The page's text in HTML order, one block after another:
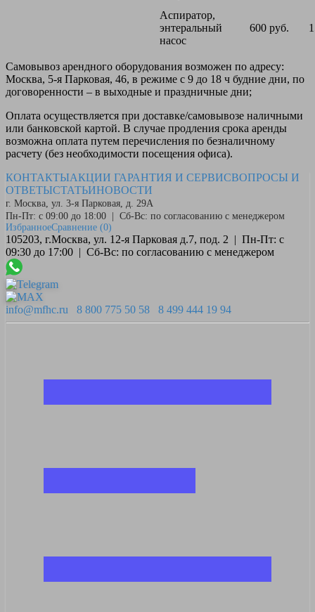
Аспиратор,
энтеральный
насос
600 руб.
Самовывоз арендного оборудования возможен по адресу:
Москва, 5-я Парковая, 46, в режиме с 9 до 18 ч будние дни, по
договоренности – в выходные и праздничные дни;
Оплата осуществляется при доставке/самовывозе наличными
или банковской картой. В случае продления срока аренды
возможна оплата путем перечисления по безналичному
расчету (без необходимости посещения офиса).
КОНТАКТЫАКЦИИ ГАРАНТИЯ И СЕРВИСВОПРОСЫ И
ОТВЕТЫСТАТЬИНОВОСТИ
г. Москва, ул. 3-я Парковая, д. 29А
Пн-Пт: с 09:00 до 18:00 | Сб-Вс: по согласованию с менеджером
ИзбранноеСравнение (0)
105203, г.Москва, ул. 12-я Парковая д.7, под. 2 | Пн-Пт: с
09:30 до 17:00 | Сб-Вс: по согласованию с менеджером
info@mfhc.ru 8 800 775 50 58 8 499 444 19 94